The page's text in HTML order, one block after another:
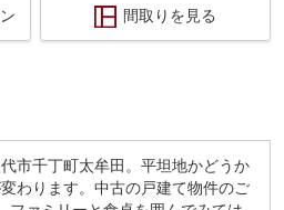
間取りを見る
市千丁町太牟田。平坦地かどうか
わります。中古の戸建て物件のご